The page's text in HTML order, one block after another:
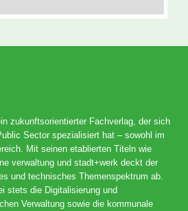
zukunftsorientierter Fachverlag, der sich
Sector spezialisiert hat – sowohl im
Mit seinen etablierten Titeln wie
verwaltung und stadt+werk deckt der
und technisches Themenspektrum ab.
stets die Digitalisierung und
Verwaltung sowie die kommunale